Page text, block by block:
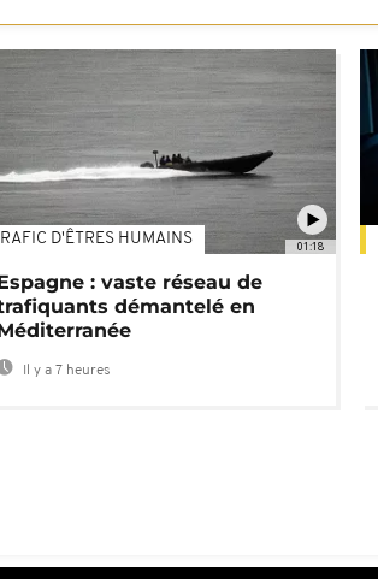
01:18
D'ÊTRES HUMAINS
: vaste réseau de
démantelé en
Il y a 7 heures